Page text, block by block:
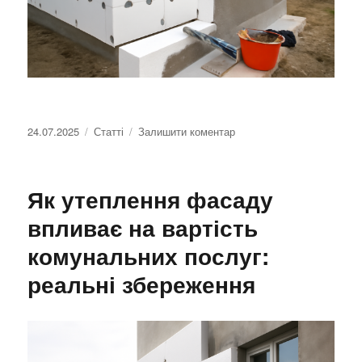
Оприлюднено
24.07.2025 Категорії
Статті Залишити коментар
як
обрати
правильну
товщину
для
вашого
Як утеплення фасаду
впливає на вартість
комунальних послуг:
реальні збереження